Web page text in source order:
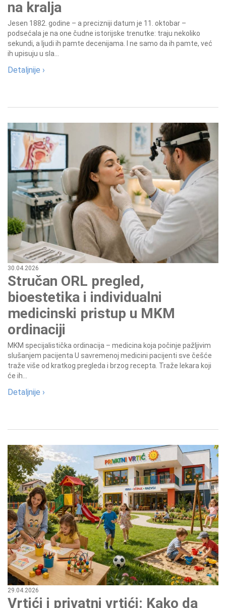
na kralja
Jesen 1882. godine – a precizniji datum je 11. oktobar –
podsećala je na one čudne istorijske trenutke: traju nekoliko
sekundi, a ljudi ih pamte decenijama. I ne samo da ih pamte, već
ih upisuju u sla...
Detaljnije ›
30.04.2026
Stručan ORL pregled,
bioestetika i individualni
medicinski pristup u MKM
ordinaciji
MKM specijalistička ordinacija – medicina koja počinje pažljivim
slušanjem pacijenta U savremenoj medicini pacijenti sve češće
traže više od kratkog pregleda i brzog recepta. Traže lekara koji
će ih...
Detaljnije ›
29.04.2026
Vrtići i privatni vrtići: Kako da